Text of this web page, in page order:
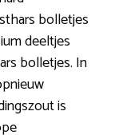
bolletjes
deeltjes
bolletjes. In
is